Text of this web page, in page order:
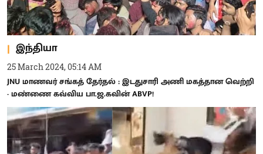
இந்தியா
25 March 2024, 05:14 AM
JNU மாணவர் சங்கத் தேர்தல் : இடதுசாரி அணி மகத்தான வெற்றி
- மண்ணை கவ்விய பா.ஜ.கவின் ABVP!